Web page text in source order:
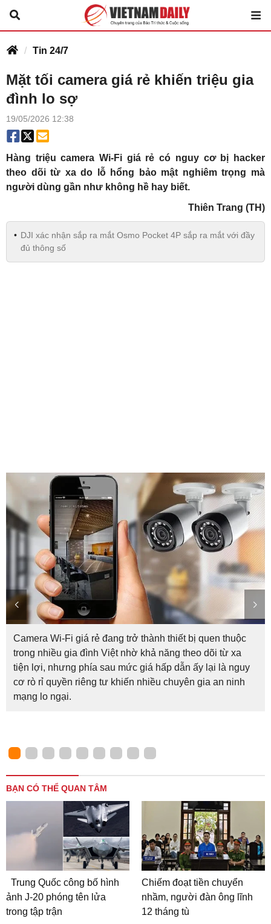
Tin 24/7
Mặt tối camera giá rẻ khiến triệu gia
đình lo sợ
19/05/2026 12:38
Hàng triệu camera Wi-Fi giá rẻ có nguy cơ bị hacker
theo dõi từ xa do lỗ hổng bảo mật nghiêm trọng mà
người dùng gần như không hề hay biết.
Thiên Trang (TH)
DJI xác nhận sắp ra mắt Osmo Pocket 4P sắp ra mắt với đầy
đủ thông số
Camera Wi-Fi giá rẻ đang trở thành thiết bị quen thuộc
trong nhiều gia đình Việt nhờ khả năng theo dõi từ xa
tiện lợi, nhưng phía sau mức giá hấp dẫn ấy lại là nguy
cơ rò rỉ quyền riêng tư khiến nhiều chuyên gia an ninh
mạng lo ngại.
BẠN CÓ THỂ QUAN TÂM
Trung Quốc công bố hình
ảnh J-20 phóng tên lửa
trong tập trận
Chiếm đoạt tiền chuyển
nhầm, người đàn ông lĩnh
12 tháng tù